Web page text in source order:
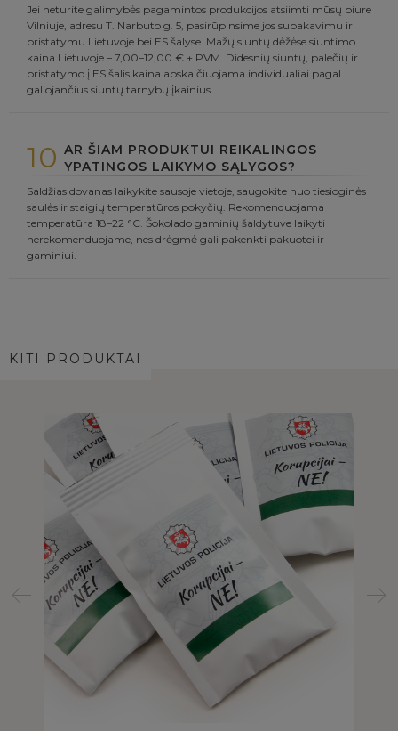
Jei neturite galimybės pagamintos produkcijos atsiimti mūsų biure
Vilniuje, adresu T. Narbuto g. 5, pasirūpinsime jos supakavimu ir
pristatymu Lietuvoje bei ES šalyse. Mažų siuntų dėžėse siuntimo
kaina Lietuvoje – 7,00–12,00 € + PVM. Didesnių siuntų, palečių ir
pristatymo į ES šalis kaina apskaičiuojama individualiai pagal
galiojančius siuntų tarnybų įkainius.
10 AR ŠIAM PRODUKTUI REIKALINGOS
YPATINGOS LAIKYMO SĄLYGOS?
Saldžias dovanas laikykite sausoje vietoje, saugokite nuo tiesioginės
saulės ir staigių temperatūros pokyčių. Rekomenduojama
temperatūra 18–22 °C. Šokolado gaminių šaldytuve laikyti
nerekomenduojame, nes drėgmė gali pakenkti pakuotei ir
gaminiui.
KITI PRODUKTAI